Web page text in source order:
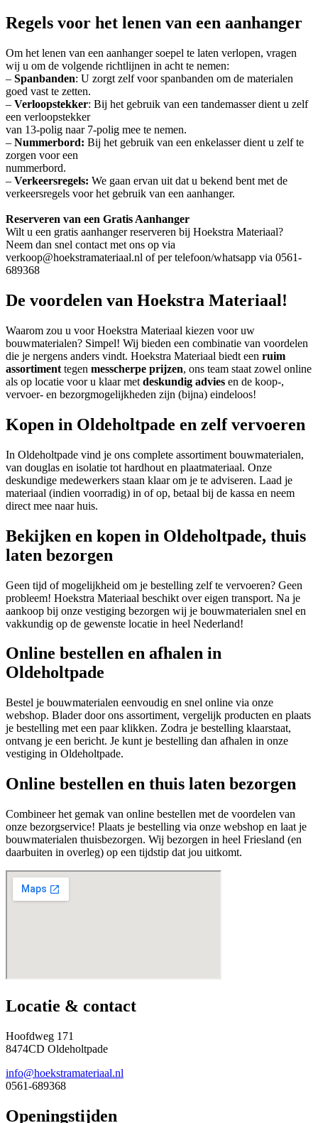
Regels voor het lenen van een aanhanger
Om het lenen van een aanhanger soepel te laten verlopen, vragen
wij u om de volgende richtlijnen in acht te nemen:
– Spanbanden: U zorgt zelf voor spanbanden om de materialen
goed vast te zetten.
– Verloopstekker: Bij het gebruik van een tandemasser dient u zelf
een verloopstekker
van 13-polig naar 7-polig mee te nemen.
– Nummerbord: Bij het gebruik van een enkelasser dient u zelf te
zorgen voor een
nummerbord.
– Verkeersregels: We gaan ervan uit dat u bekend bent met de
verkeersregels voor het gebruik van een aanhanger.
Reserveren van een Gratis Aanhanger
Wilt u een gratis aanhanger reserveren bij Hoekstra Materiaal?
Neem dan snel contact met ons op via
verkoop@hoekstramateriaal.nl of per telefoon/whatsapp via 0561-
689368
De voordelen van Hoekstra Materiaal!
Waarom zou u voor Hoekstra Materiaal kiezen voor uw
bouwmaterialen? Simpel! Wij bieden een combinatie van voordelen
die je nergens anders vindt. Hoekstra Materiaal biedt een ruim
assortiment tegen messcherpe prijzen, ons team staat zowel online
als op locatie voor u klaar met deskundig advies en de koop-,
vervoer- en bezorgmogelijkheden zijn (bijna) eindeloos!
Kopen in Oldeholtpade en zelf vervoeren
In Oldeholtpade vind je ons complete assortiment bouwmaterialen,
van douglas en isolatie tot hardhout en plaatmateriaal. Onze
deskundige medewerkers staan klaar om je te adviseren. Laad je
materiaal (indien voorradig) in of op, betaal bij de kassa en neem
direct mee naar huis.
Bekijken en kopen in Oldeholtpade, thuis
laten bezorgen
Geen tijd of mogelijkheid om je bestelling zelf te vervoeren? Geen
probleem! Hoekstra Materiaal beschikt over eigen transport. Na je
aankoop bij onze vestiging bezorgen wij je bouwmaterialen snel en
vakkundig op de gewenste locatie in heel Nederland!
Online bestellen en afhalen in
Oldeholtpade
Bestel je bouwmaterialen eenvoudig en snel online via onze
webshop. Blader door ons assortiment, vergelijk producten en plaats
je bestelling met een paar klikken. Zodra je bestelling klaarstaat,
ontvang je een bericht. Je kunt je bestelling dan afhalen in onze
vestiging in Oldeholtpade.
Online bestellen en thuis laten bezorgen
Combineer het gemak van online bestellen met de voordelen van
onze bezorgservice! Plaats je bestelling via onze webshop en laat je
bouwmaterialen thuisbezorgen. Wij bezorgen in heel Friesland (en
daarbuiten in overleg) op een tijdstip dat jou uitkomt.
Locatie & contact
Hoofdweg 171
8474CD Oldeholtpade
info@hoekstramateriaal.nl
0561-689368
Openingstijden